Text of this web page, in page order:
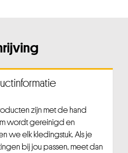
zijn met de hand
wordt gereinigd en
we elk kledingstuk. Als je
bij jou passen, meet dan